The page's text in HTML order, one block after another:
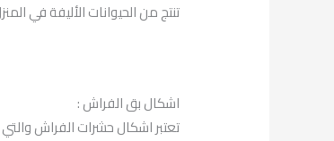
تنتج من الحيوانات الأليفة في
اشكال بق الفراش :
تعتبر اشكال حشرات الفراش